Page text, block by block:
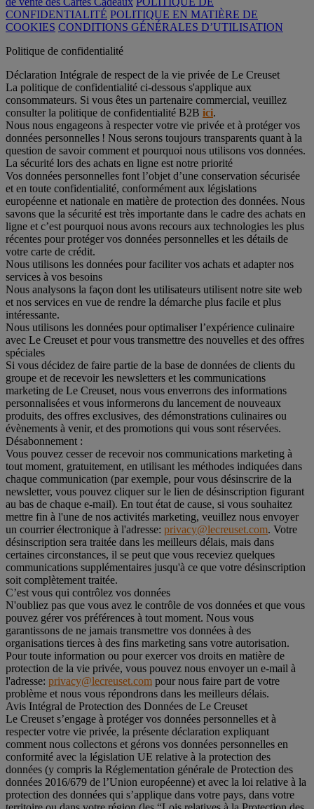
CONFIDENTIALITÉ POLITIQUE EN MATIÈRE DE
COOKIES CONDITIONS GÉNÉRALES D’UTILISATION
Politique de confidentialité
Déclaration Intégrale de respect de la vie privée de Le Creuset
La politique de confidentialité ci-dessous s'applique aux
consommateurs. Si vous êtes un partenaire commercial, veuillez
consulter la politique de confidentialité B2B ici.
Nous nous engageons à respecter votre vie privée et à protéger vos
données personnelles ! Nous serons toujours transparents quant à la
question de savoir comment et pourquoi nous utilisons vos données.
La sécurité lors des achats en ligne est notre priorité
Vos données personnelles font l’objet d’une conservation sécurisée
et en toute confidentialité, conformément aux législations
européenne et nationale en matière de protection des données. Nous
savons que la sécurité est très importante dans le cadre des achats en
ligne et c’est pourquoi nous avons recours aux technologies les plus
récentes pour protéger vos données personnelles et les détails de
votre carte de crédit.
Nous utilisons les données pour faciliter vos achats et adapter nos
services à vos besoins
Nous analysons la façon dont les utilisateurs utilisent notre site web
et nos services en vue de rendre la démarche plus facile et plus
intéressante.
Nous utilisons les données pour optimaliser l’expérience culinaire
avec Le Creuset et pour vous transmettre des nouvelles et des offres
spéciales
Si vous décidez de faire partie de la base de données de clients du
groupe et de recevoir les newsletters et les communications
marketing de Le Creuset, nous vous enverrons des informations
personnalisées et vous informerons du lancement de nouveaux
produits, des offres exclusives, des démonstrations culinaires ou
évènements à venir, et des promotions qui vous sont réservées.
Désabonnement :
Vous pouvez cesser de recevoir nos communications marketing à
tout moment, gratuitement, en utilisant les méthodes indiquées dans
chaque communication (par exemple, pour vous désinscrire de la
newsletter, vous pouvez cliquer sur le lien de désinscription figurant
au bas de chaque e-mail). En tout état de cause, si vous souhaitez
mettre fin à l'une de nos activités marketing, veuillez nous envoyer
un courrier électronique à l'adresse: privacy@lecreuset.com. Votre
désinscription sera traitée dans les meilleurs délais, mais dans
certaines circonstances, il se peut que vous receviez quelques
communications supplémentaires jusqu'à ce que votre désinscription
soit complètement traitée.
C’est vous qui contrôlez vos données
N'oubliez pas que vous avez le contrôle de vos données et que vous
pouvez gérer vos préférences à tout moment. Nous vous
garantissons de ne jamais transmettre vos données à des
organisations tierces à des fins marketing sans votre autorisation.
Pour toute information ou pour exercer vos droits en matière de
protection de la vie privée, vous pouvez nous envoyer un e-mail à
l'adresse: privacy@lecreuset.com pour nous faire part de votre
problème et nous vous répondrons dans les meilleurs délais.
Avis Intégral de Protection des Données de Le Creuset
Le Creuset s’engage à protéger vos données personnelles et à
respecter votre vie privée, la présente déclaration expliquant
comment nous collectons et gérons vos données personnelles en
conformité avec la législation UE relative à la protection des
données (y compris la Réglementation générale de Protection des
données 2016/679 de l’Union européenne) et avec la loi relative à la
protection des données qui s’applique dans votre pays, dans votre